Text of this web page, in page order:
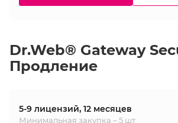
Dr.Web® Gateway
Продление
5-9 лицензий, 12 месяцев
Минимальная закупка – 5 шт